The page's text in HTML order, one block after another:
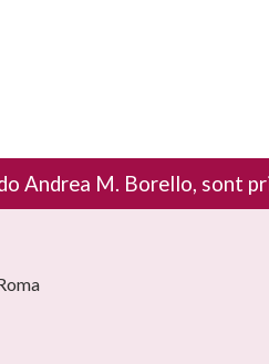
Andrea M. Borello, sont